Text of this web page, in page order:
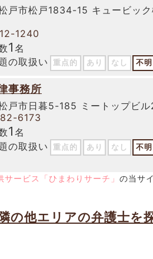
戸市松戸1834-15 キュービッ
1240
1 名
の取扱い
重点的 あり なし 不明
事務所
戸市日暮5-185 ミートップビ
6173
1 名
の取扱い
重点的 あり なし 不明
ービス「ひまわりサーチ」 の当サ
の他エリアの弁護士を